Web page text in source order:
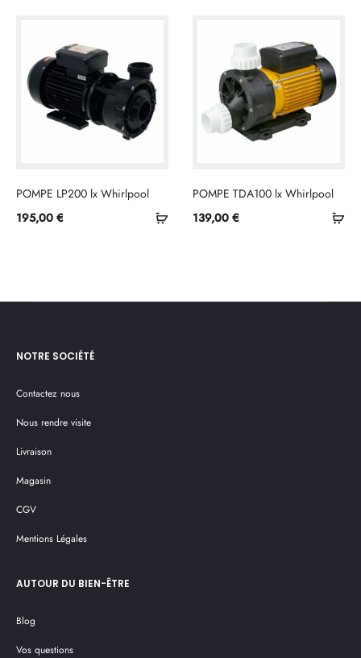
Ajouter
POMPE LP200 lx Whirlpool
195,00 €
POMPE TDA100 lx Whirlpool
139,00 €
NOTRE SOCIÉTÉ
Contactez nous
Nous rendre visite
Livraison
Magasin
CGV
Mentions Légales
AUTOUR DU BIEN-ÊTRE
Blog
Vos questions